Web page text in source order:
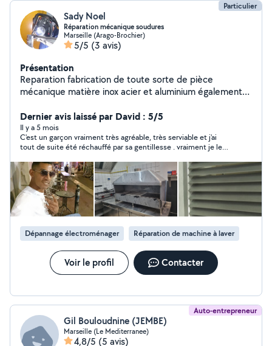
Particulier
Sady Noel
Réparation mécanique soudures
Marseille (Arago-Brochier)
5/5 (3 avis)
Présentation
Reparation fabrication de toute sorte de pièce
mécanique matière inox acier et aluminium également
métallique, portail , ameublement .....
Dernier avis laissé par David : 5/5
Il y a 5 mois
C'est un garçon vraiment très agréable, très serviable et j'ai
tout de suite été réchauffé par sa gentillesse . vraiment je le
Dépannage électroménager Réparation de machine à laver
Voir le profil Contacter
Auto-entrepreneur
Gil Bouloudnine (JEMBE)
Marseille (Le Mediterranee)
4,8/5 (5 avis)